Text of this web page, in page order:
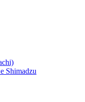
Shimadzu